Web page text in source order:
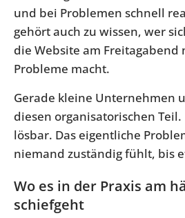
und bei Problemen schnell
gehört auch zu wissen, wer
die Website am Freitagabend
Probleme macht.
Gerade kleine Unternehmen
diesen organisatorischen
lösbar. Das eigentliche
niemand zuständig fühlt, bis
Wo es in der Praxis am
schiefgeht